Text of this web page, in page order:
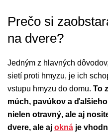
Prečo si
na dvere?
Jedným z hlavných
sietí proti hmyzu, je ich
vstupu hmyzu do domu. To
múch, pavúkov a
nielen otravný, ale aj
dvere, ale aj okná je